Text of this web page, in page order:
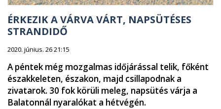
ÉRKEZIK A VÁRVA VÁRT, NAPSÜTÉSES
STRANDIDŐ
2020. június. 26 21:15
A péntek még mozgalmas időjárással telik, főként
északkeleten, északon, majd csillapodnak a
zivatarok. 30 fok körüli meleg, napsütés várja a
Balatonnál nyaralókat a hétvégén.